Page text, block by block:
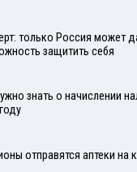
только Россия может
защитить себя
знать о начислении
отправятся аптеки на